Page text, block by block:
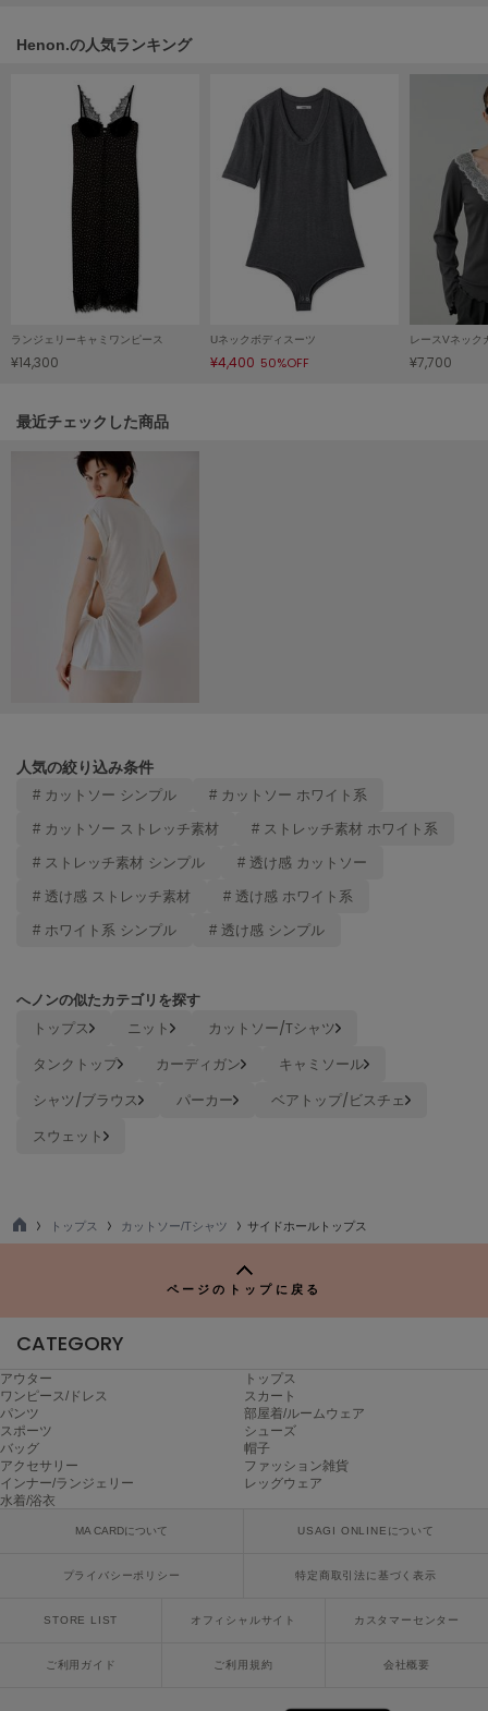
ミチュ コケット
MIESROHE
ミースロエ
miies miim
ミーエスミーム
Mila Owen
ミラオーウェン
モワージュ
NEW Balance
ニューバランス
NOWNS
ナウンス
On
Onitsuka Tiger
オニツカ タイガー
オル
パトリック
プーマ
Reebok
リーボック
SALOMON
サンリオハウス
SESAME STREET MARKET
Henon.の人気ランキング
ランジェリーキャミワンピース
¥14,300
Uネックボディスーツ
¥4,400 50%OFF
レースVネック
¥7,700
関連記事
最近チェックした商品
人気の絞り込み条件
# カットソー シンプル # カットソー ホワイト系
# カットソー ストレッチ素材 # ストレッチ素材 ホワイト系
# ストレッチ素材 シンプル # 透け感 カットソー
# 透け感 ストレッチ素材 # 透け感 ホワイト系
# ホワイト系 シンプル # 透け感 シンプル
へノンの似たカテゴリを探す
トップス ニット
カットソー/Tシャツ
タンクトップ
カーディガン
キャミソール
シャツ/ブラウス
パーカー
ベアトップ/ビスチェ
スウェット
TO
トップス カットソー/Tシャツ サイドホールトップス
ページのトップに戻る
CATEGORY
アウター
トップス
ワンピース/ドレス
スカート
パンツ
部屋着/ルームウェア
スポーツ
シューズ
バッグ
帽子
アクセサリー
ファッション雑貨
インナー/ランジェリー
レッグウェア
水着/浴衣
MA CARDについて USAGI ONLINEについて
プライバシーポリシー 特定商取引法に基づく表示
STORE LIST オフィシャルサイト カスタマーセンター
ご利用ガイド ご利用規約 会社概要